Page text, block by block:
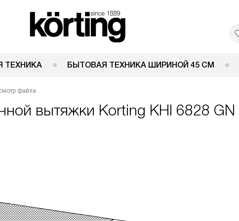
ТЕХНИКА БЫТОВАЯ ТЕХНИКА ШИРИНОЙ 45 СМ
файла
вытяжки Korting KHI 6828 GN